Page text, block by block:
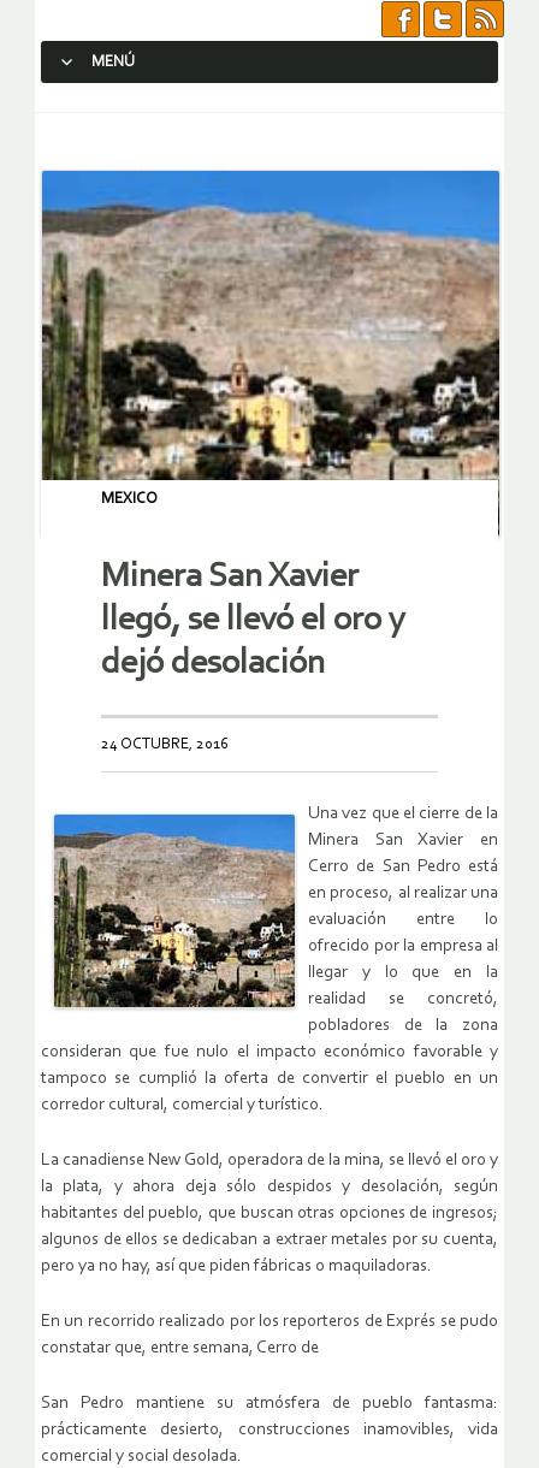
MENÚ
MEXICO
Minera San Xavier
llegó, se llevó el oro y
dejó desolación
24 OCTUBRE, 2016
Una vez que el cierre de la
Minera San Xavier en
Cerro de San Pedro está
en proceso, al realizar una
evaluación entre lo
ofrecido por la empresa al
llegar y lo que en la
realidad se concretó,
pobladores de la zona
consideran que fue nulo el impacto económico favorable y
tampoco se cumplió la oferta de convertir el pueblo en un
corredor cultural, comercial y turístico.
La canadiense New Gold, operadora de la mina, se llevó el oro y
la plata, y ahora deja sólo despidos y desolación, según
habitantes del pueblo, que buscan otras opciones de ingresos;
algunos de ellos se dedicaban a extraer metales por su cuenta,
pero ya no hay, así que piden fábricas o maquiladoras.
En un recorrido realizado por los reporteros de Exprés se pudo
constatar que, entre semana, Cerro de
San Pedro mantiene su atmósfera de pueblo fantasma:
prácticamente desierto, construcciones inamovibles, vida
comercial y social desolada.